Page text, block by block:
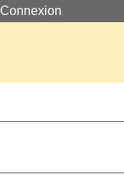
Connexion